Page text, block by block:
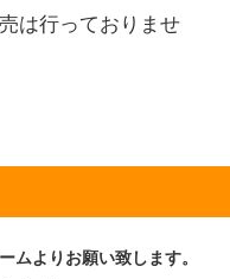
は行っておりませ
ムよりお願い致します。